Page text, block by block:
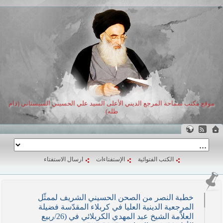
موقع مكتب سماحة المرجع الديني الأعلى السيد علي الحسيني السيستاني (دام
ظله)
الكتب الفتوائية الإستفتاءات ارسال الاستفتاء
خطبة النصر من الصحن الحسيني الشريف لممثّل
المرجعية الدينية العليا في كربلاء المقدّسة فضيلة
العلاّمة الشيخ عبد المهدي الكربلائي في (26/ربيع